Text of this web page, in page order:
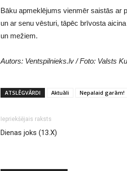
Bāku apmeklējums vienmēr saistās ar
un ar senu vēsturi, tāpēc brīvosta
un mežiem.
Autors: Ventspilnieks.lv / Foto: Valsts
ATSLĒGVĀRDI Aktuāli Nepalaid garām!
Iepriekšējais raksts
Dienas joks (13.X)